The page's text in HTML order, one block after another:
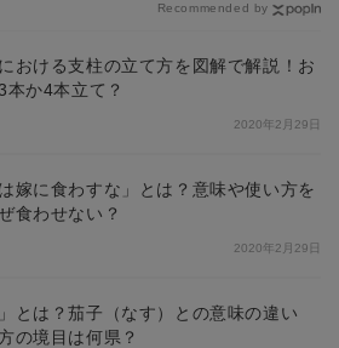
Recommended by
おける支柱の立て方を図解で解説！お
本か4本立て？
2020年2月29日
は嫁に食わすな」とは？意味や使い方を
食わせない？
2020年2月29日
」とは？茄子（なす）との意味の違い
の境目は何県？